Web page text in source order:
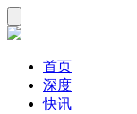
首页
深度
快讯